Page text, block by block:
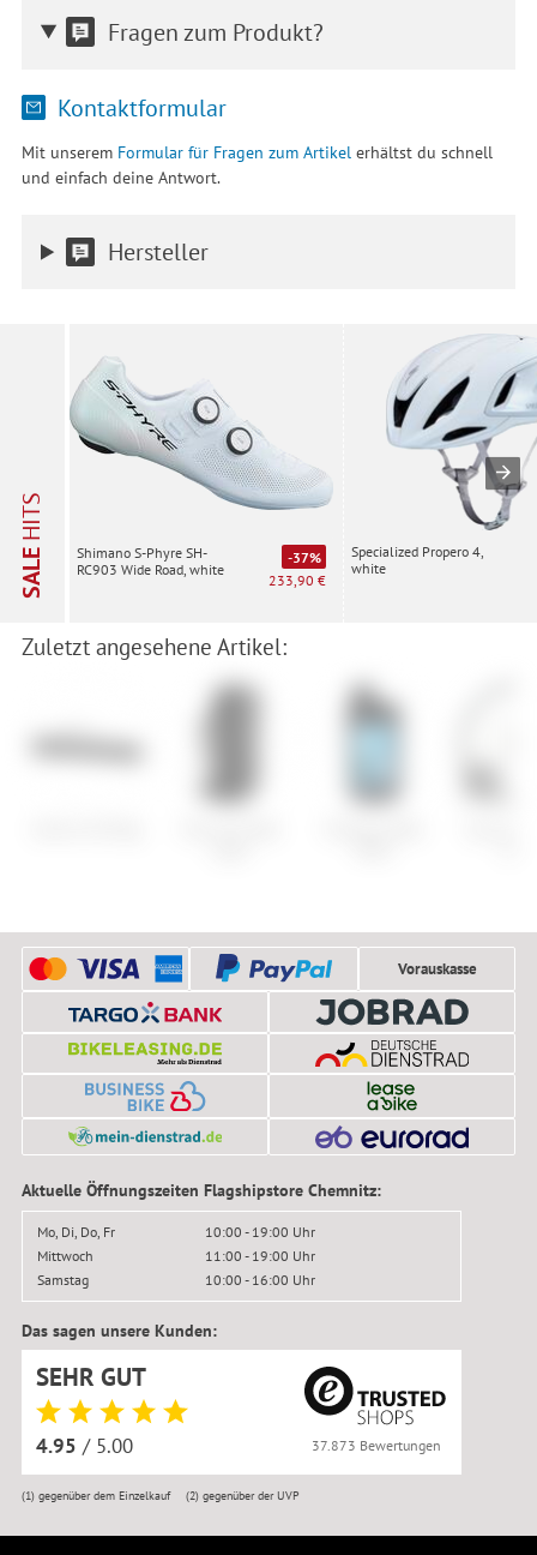
Fragen zum Produkt?
Kontaktformular
Mit unserem Formular für Fragen zum Artikel erhältst du schnell
und einfach deine Antwort.
Hersteller
SALE
HITS
Shimano S-Phyre SH-
RC903 Wide Road, white
-37%
233,90 €
Specialized Propero 4,
white
Zuletzt angesehene Artikel:
Vorauskasse
Aktuelle Öffnungszeiten Flagshipstore Chemnitz:
Mo, Di, Do, Fr
10:00 - 19:00 Uhr
Mittwoch
11:00 - 19:00 Uhr
Samstag
10:00 - 16:00 Uhr
Das sagen unsere Kunden:
SEHR GUT
4.95 / 5.00 37.873 Bewertungen
(1)gegenüber dem Einzelkauf (2) gegenüber der UVP